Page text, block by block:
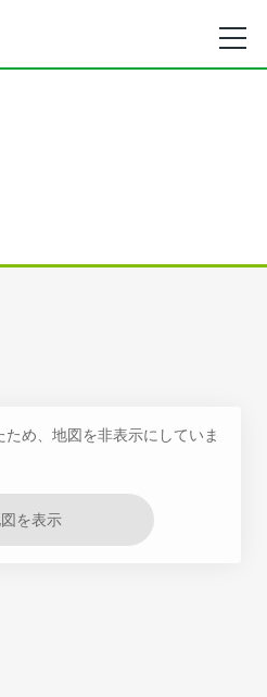
め、地図を非表示にしていま
を表示